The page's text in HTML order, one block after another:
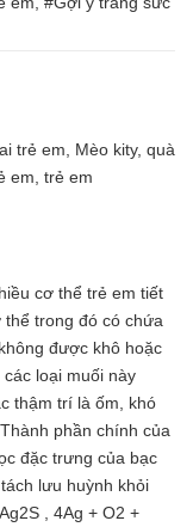
trẻ em Mèo kity, quà
em trẻ em
cơ thể trẻ em tiết
trong đó có chứa
được khô hoặc
loại muối này
thậm trí là ốm, khó
phần chính của
đặc trưng của bạc
lưu huỳnh khỏi
, 4Ag + O2 +